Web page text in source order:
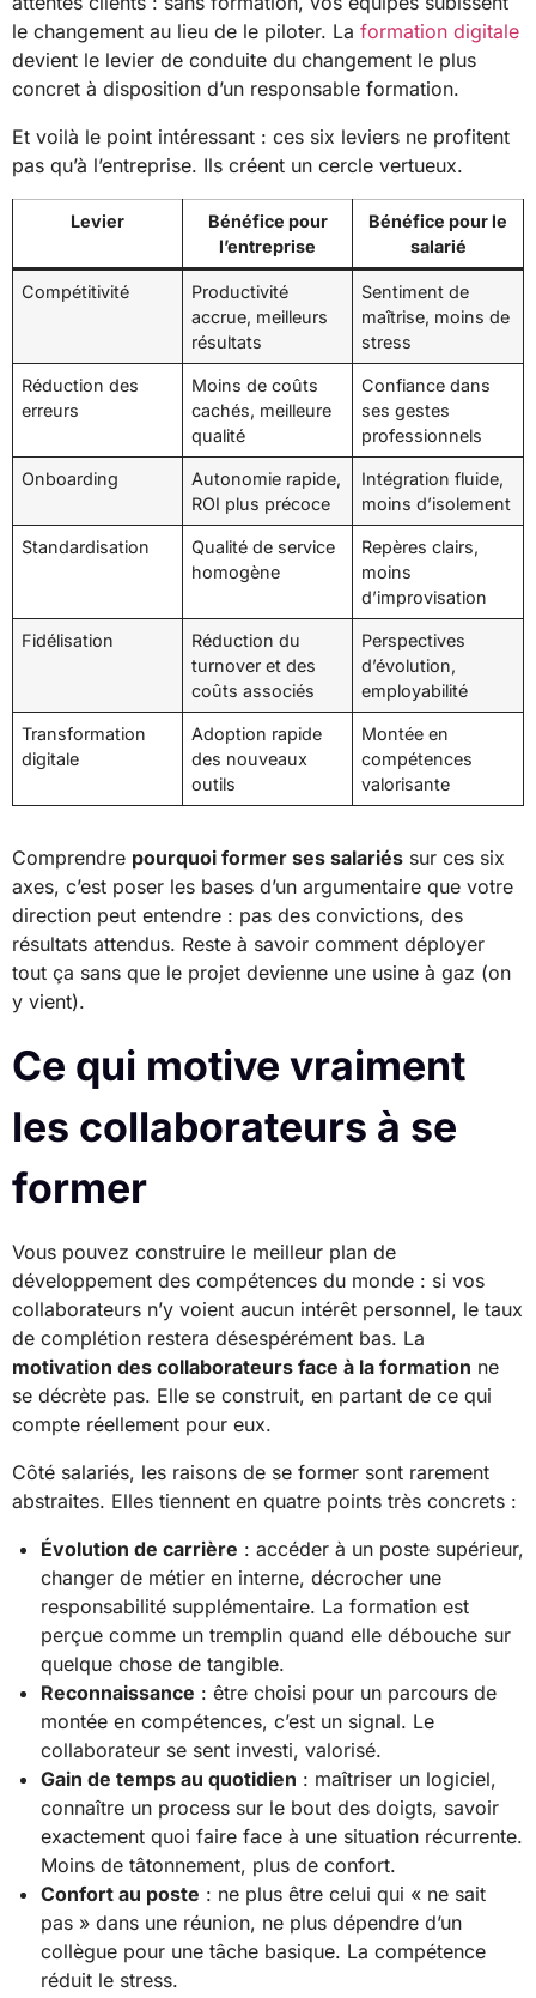
le changement au lieu de le piloter. La formation digitale
devient le levier de conduite du changement le plus
concret à disposition d’un responsable formation.
Et voilà le point intéressant : ces six leviers ne profitent
pas qu’à l’entreprise. Ils créent un cercle vertueux.
Levier
Bénéfice pour
l’entreprise
Bénéfice pour le
salarié
Compétitivité
Productivité
accrue, meilleurs
résultats
Sentiment de
maîtrise, moins de
stress
Réduction des
erreurs
Moins de coûts
cachés, meilleure
qualité
Confiance dans
ses gestes
professionnels
Onboarding
Autonomie rapide,
ROI plus précoce
Intégration fluide,
moins d’isolement
Standardisation
Qualité de service
homogène
Repères clairs,
moins
d’improvisation
Fidélisation
Réduction du
turnover et des
coûts associés
Perspectives
d’évolution,
employabilité
Transformation
digitale
Adoption rapide
des nouveaux
outils
Montée en
compétences
valorisante
Comprendre pourquoi former ses salariés sur ces six
axes, c’est poser les bases d’un argumentaire que votre
direction peut entendre : pas des convictions, des
résultats attendus. Reste à savoir comment déployer
tout ça sans que le projet devienne une usine à gaz (on
y vient).
Ce qui motive vraiment
les collaborateurs à se
former
Vous pouvez construire le meilleur plan de
développement des compétences du monde : si vos
collaborateurs n’y voient aucun intérêt personnel, le taux
de complétion restera désespérément bas. La
motivation des collaborateurs face à la formation ne
se décrète pas. Elle se construit, en partant de ce qui
compte réellement pour eux.
Côté salariés, les raisons de se former sont rarement
abstraites. Elles tiennent en quatre points très concrets :
Évolution de carrière : accéder à un poste supérieur,
changer de métier en interne, décrocher une
responsabilité supplémentaire. La formation est
perçue comme un tremplin quand elle débouche sur
quelque chose de tangible.
Reconnaissance : être choisi pour un parcours de
montée en compétences, c’est un signal. Le
collaborateur se sent investi, valorisé.
Gain de temps au quotidien : maîtriser un logiciel,
connaître un process sur le bout des doigts, savoir
exactement quoi faire face à une situation récurrente.
Moins de tâtonnement, plus de confort.
Confort au poste : ne plus être celui qui « ne sait
pas » dans une réunion, ne plus dépendre d’un
collègue pour une tâche basique. La compétence
réduit le stress.